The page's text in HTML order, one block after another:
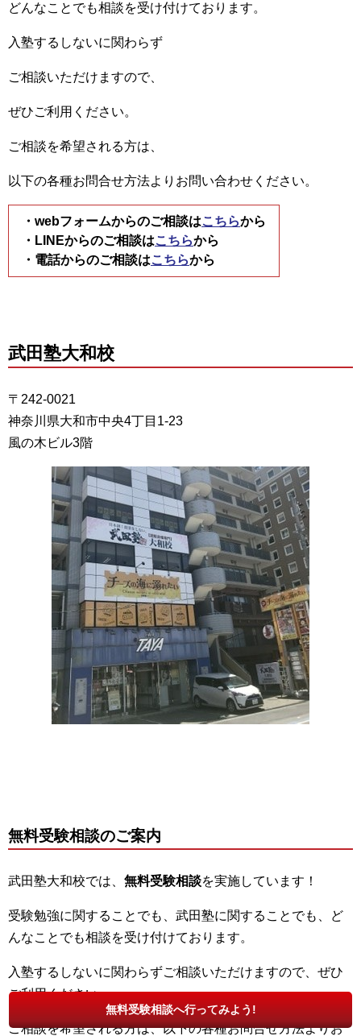
どんなことでも相談を受け付けております。
入塾するしないに関わらず
ご相談いただけますので、
ぜひご利用ください。
ご相談を希望される方は、
以下の各種お問合せ方法よりお問い合わせください。
・webフォームからのご相談はこちらから
・LINEからのご相談はこちらから
・電話からのご相談はこちらから
武田塾大和校
〒242-0021
神奈川県大和市中央4丁目1-23
風の木ビル3階
無料受験相談のご案内
武田塾大和校では、 無料受験相談を実施しています！
受験勉強に関することでも、武田塾に関することでも、ど
んなことでも相談を受け付けております。
入塾するしないに関わらずご相談いただけますので、ぜひ
ご利用ください。
ご相談を希望される方は、以下の各種お問合せ方法よりお
無料受験相談へ行ってみよう!